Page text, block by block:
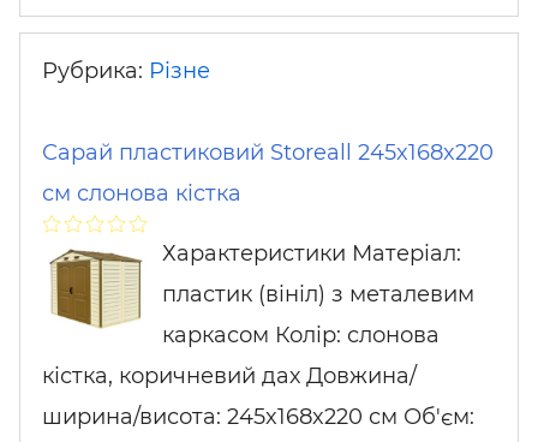
Рубрика: Різне
Сарай пластиковий Storeall 245x168x220
см слонова кістка
Характеристики Матеріал:
пластик (вініл) з металевим
каркасом Колір: слонова
кістка, коричневий дах Довжина/
ширина/висота: 245x168x220 см Об'єм: